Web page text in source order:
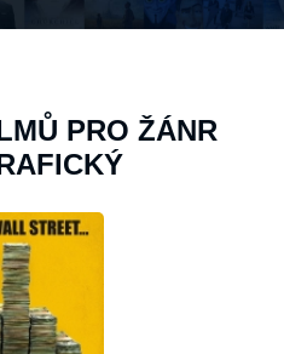
PRO ŽÁNR